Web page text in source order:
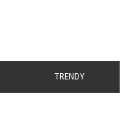
TRENDY